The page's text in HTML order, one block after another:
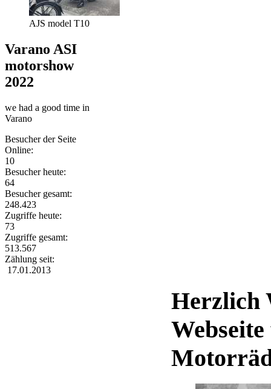
AJS model T10
Varano ASI
motorshow
2022
we had a good time in
Varano
Besucher der Seite
Online:
10
Besucher heute:
64
Besucher gesamt:
248.423
Zugriffe heute:
73
Zugriffe gesamt:
513.567
Zählung seit:
17.01.2013
Herzlich